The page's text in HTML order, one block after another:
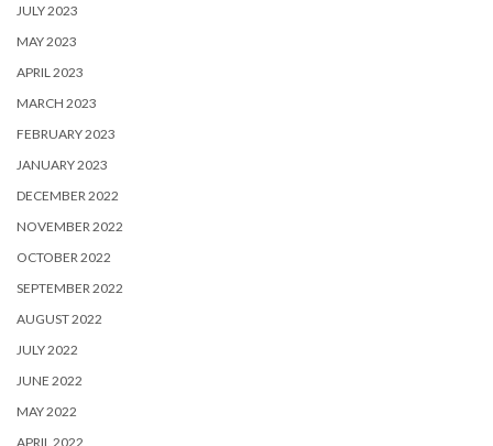
JULY 2023
MAY 2023
APRIL 2023
MARCH 2023
FEBRUARY 2023
JANUARY 2023
DECEMBER 2022
NOVEMBER 2022
OCTOBER 2022
SEPTEMBER 2022
AUGUST 2022
JULY 2022
JUNE 2022
MAY 2022
APRIL 2022